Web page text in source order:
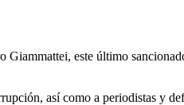
Giammattei, este último
así como a periodistas y